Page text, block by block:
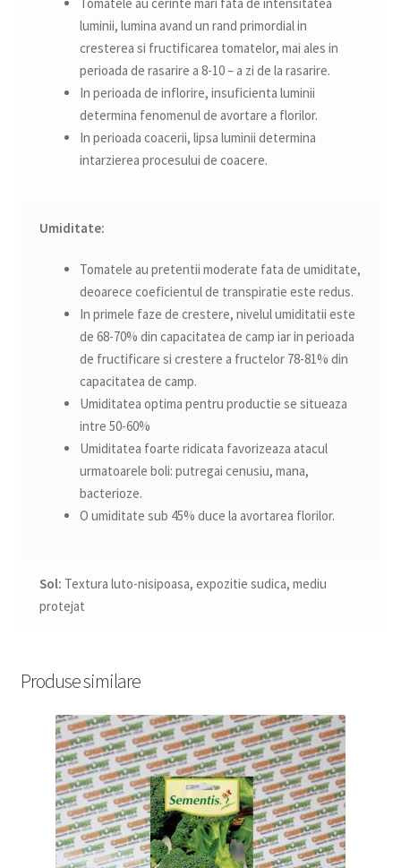
Tomatele au cerinte mari fata de intensitatea
luminii, lumina avand un rand primordial in
cresterea si fructificarea tomatelor, mai ales in
perioada de rasarire a 8-10 – a zi de la rasarire.
In perioada de inflorire, insuficienta luminii
determina fenomenul de avortare a florilor.
In perioada coacerii, lipsa luminii determina
intarzierea procesului de coacere.
Umiditate:
Tomatele au pretentii moderate fata de umiditate,
deoarece coeficientul de transpiratie este redus.
In primele faze de crestere, nivelul umiditatii este
de 68-70% din capacitatea de camp iar in perioada
de fructificare si crestere a fructelor 78-81% din
capacitatea de camp.
Umiditatea optima pentru productie se situeaza
intre 50-60%
Umiditatea foarte ridicata favorizeaza atacul
urmatoarele boli: putregai cenusiu, mana,
bacterioze.
O umiditate sub 45% duce la avortarea florilor.
Sol: Textura luto-nisipoasa, expozitie sudica, mediu
protejat
Produse similare